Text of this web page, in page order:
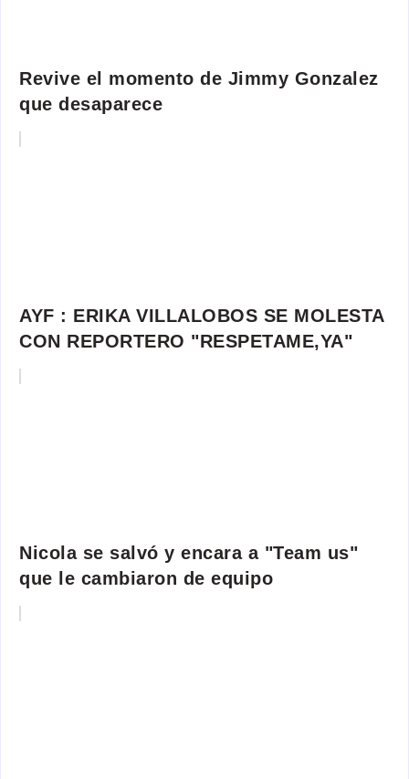
Revive el momento de Jimmy Gonzalez
que desaparece
AYF : ERIKA VILLALOBOS SE MOLESTA
CON REPORTERO "RESPETAME,YA"
Nicola se salvó y encara a "Team us"
que le cambiaron de equipo